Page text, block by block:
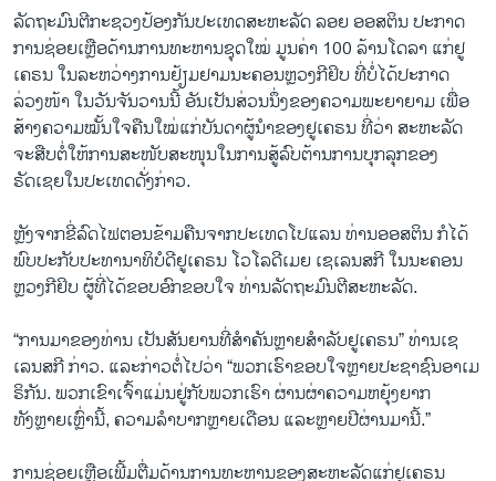
ພາສາຕ່າງໆ
ລັດຖະມົນຕີກະຊວງປ້ອງກັນປະເທດສະຫະລັດ ລອຍ ອອສຕິນ ປະກາດ
ການຊ່ອຍເຫຼືອດ້ານການທະຫານຊຸດໃໝ່ ມູນຄ່າ 100 ລ້ານໂດລາ ແກ່ຢູ
ເຄຣນ ໃນລະຫວ່າງການຢ້ຽມຢາມນະຄອນຫຼວງກີຢິບ ທີ່ບໍ່ໄດ້ປະກາດ
ລ່ວງໜ້າ ໃນວັນຈັນວານນີ້ ອັນເປັນສ່ວນນຶ່ງຂອງຄວາມພະຍາຍາມ ເພື່ອ
ສ້າງຄວາມໝັ້ນໃຈຄືນໃໝ່ແກ່ບັນດາຜູ້ນຳຂອງຢູເຄຣນ ທີ່ວ່າ ສະຫະລັດ
ຈະສືບຕໍ່ໃຫ້ການສະໜັບສະໜຸນໃນການສູ້ລົບຕ້ານການບຸກລຸກຂອງ
ຣັດເຊຍໃນປະເທດດັ່ງກ່າວ.
ຫຼັງຈາກຂີ່ລົດໄຟຕອນຂ້າມຄືນຈາກປະເທດໂປແລນ ທ່ານອອສຕິນ ກໍໄດ້
ພົບປະກັບປະທານາທິບໍດີຢູເຄຣນ ໂວໂລດີເມຍ ເຊເລນສກີ ໃນນະຄອນ
ຫຼວງກີຢິບ ຜູ້ທີ່ໄດ້ຂອບອົກຂອບໃຈ ທ່ານລັດຖະມົນຕີສະຫະລັດ.
“ການມາຂອງທ່ານ ເປັນສັນຍານທີ່ສຳຄັນຫຼາຍສຳລັບຢູເຄຣນ” ທ່ານເຊ
ເລນສກີ ກ່າວ. ແລະກ່າວຕໍ່ໄປວ່າ “ພວກເຮົາຂອບໃຈຫຼາຍປະຊາຊົນອາເມ
ຣິກັນ. ພວກເຂົາເຈົ້າແມ່ນຢູ່ກັບພວກເຮົາ ຜ່ານຜ່າຄວາມຫຍຸ້ງຍາກ
ທັງຫຼາຍເຫຼົ່ານີ້, ຄວາມລຳບາກຫຼາຍເດືອນ ແລະຫຼາຍປີຜ່ານມານີ້.”
ການຊ່ອຍເຫຼືອເພີ້ມຕື່ມດ້ານການທະຫານຂອງສະຫະລັດແກ່ຢູເຄຣນ